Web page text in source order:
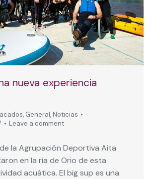
nueva experiencia
, General, Noticias
Leave a comment
la Agrupación Deportiva Aita
en la ría de Orio de esta
acuática. El big sup es una